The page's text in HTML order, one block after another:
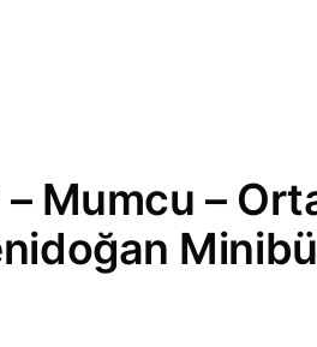
– Mumcu –